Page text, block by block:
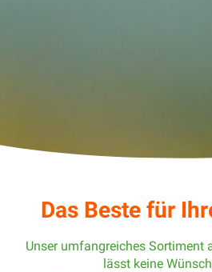
Das Beste für
Unser umfangreiches Sortiment
lässt keine